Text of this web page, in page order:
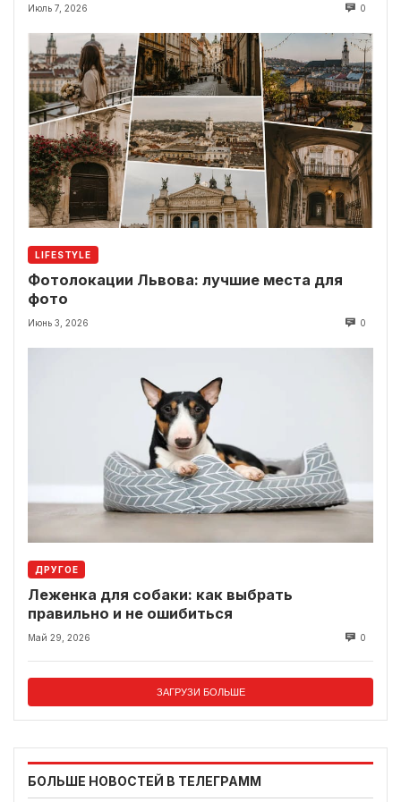
Июль 7, 2026 0
LIFESTYLE
Фотолокации Львова: лучшие места для
фото
Июнь 3, 2026 0
ДРУГОЕ
Леженка для собаки: как выбрать
правильно и не ошибиться
Май 29, 2026 0
ЗАГРУЗИ БОЛЬШЕ
БОЛЬШЕ НОВОСТЕЙ В ТЕЛЕГРАММ